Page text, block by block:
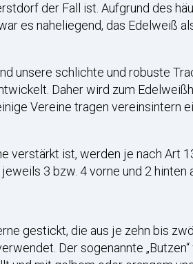
der Fall ist. Aufgrund des
es naheliegend, das Edelweiß
unsere schlichte und robuste
Daher wird zum
Vereine tragen vereinsintern
verstärkt ist, werden je nach Art
3 bzw. 4 vorne und 2 hinten
gestickt, die aus je zehn bis
Der sogenannte